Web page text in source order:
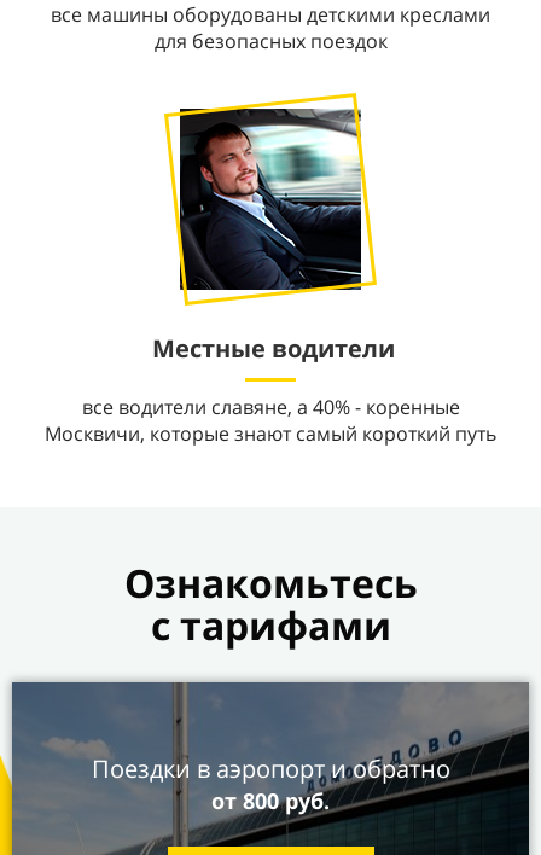
все машины оборудованы детскими креслами
для безопасных поездок
Местные водители
все водители славяне, а 40% - коренные
Москвичи, которые знают самый короткий путь
Ознакомьтесь
старифами
Поездки в аэропорт иобратно
от 800 руб.